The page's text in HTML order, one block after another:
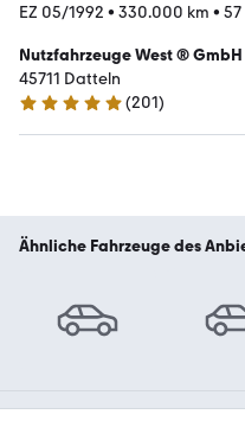
EZ 05/1992 • 330.000 km • 57
Nutzfahrzeuge West ® GmbH
45711 Datteln
4.9 Sterne
(201)
Ähnliche Fahrzeuge des